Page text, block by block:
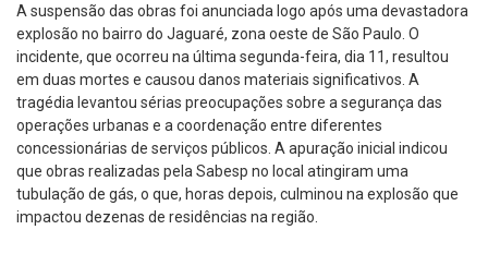
A suspensão das obras foi anunciada logo após uma devastadora
explosão no bairro do Jaguaré, zona oeste de São Paulo. O
incidente, que ocorreu na última segunda-feira, dia 11, resultou
em duas mortes e causou danos materiais significativos. A
tragédia levantou sérias preocupações sobre a segurança das
operações urbanas e a coordenação entre diferentes
concessionárias de serviços públicos. A apuração inicial indicou
que obras realizadas pela Sabesp no local atingiram uma
tubulação de gás, o que, horas depois, culminou na explosão que
impactou dezenas de residências na região.